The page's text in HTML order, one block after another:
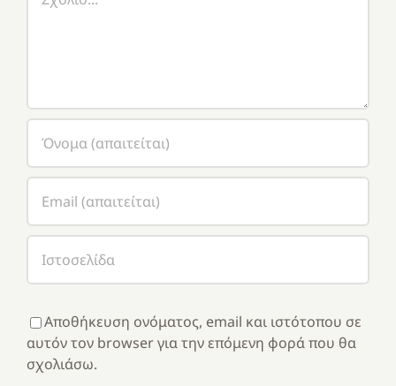
Αποθήκευση ονόματος, email και ιστότοπου σε
αυτόν τον browser για την επόμενη φορά που θα
σχολιάσω.